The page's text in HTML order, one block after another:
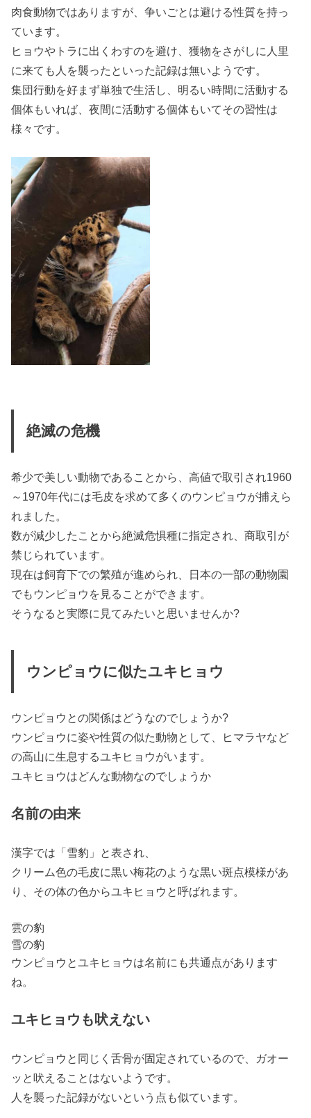
肉食動物ではありますが、争いごとは避ける性質を持っ
ています。
ヒョウやトラに出くわすのを避け、獲物をさがしに人里
に来ても人を襲ったといった記録は無いようです。
集団行動を好まず単独で生活し、明るい時間に活動する
個体もいれば、夜間に活動する個体もいてその習性は
様々です。
絶滅の危機
希少で美しい動物であることから、高値で取引され1960
～1970年代には毛皮を求めて多くのウンピョウが捕えら
れました。
数が減少したことから絶滅危惧種に指定され、商取引が
禁じられています。
現在は飼育下での繁殖が進められ、日本の一部の動物園
でもウンピョウを見ることができます。
そうなると実際に見てみたいと思いませんか?
ウンピョウに似たユキヒョウ
ウンピョウとの関係はどうなのでしょうか?
ウンピョウに姿や性質の似た動物として、ヒマラヤなど
の高山に生息するユキヒョウがいます。
ユキヒョウはどんな動物なのでしょうか
名前の由来
漢字では「雪豹」と表され、
クリーム色の毛皮に黒い梅花のような黒い斑点模様があ
り、その体の色からユキヒョウと呼ばれます。
雲の豹
雪の豹
ウンピョウとユキヒョウは名前にも共通点があります
ね。
ユキヒョウも吠えない
ウンピョウと同じく舌骨が固定されているので、ガオー
ッと吠えることはないようです。
人を襲った記録がないという点も似ています。